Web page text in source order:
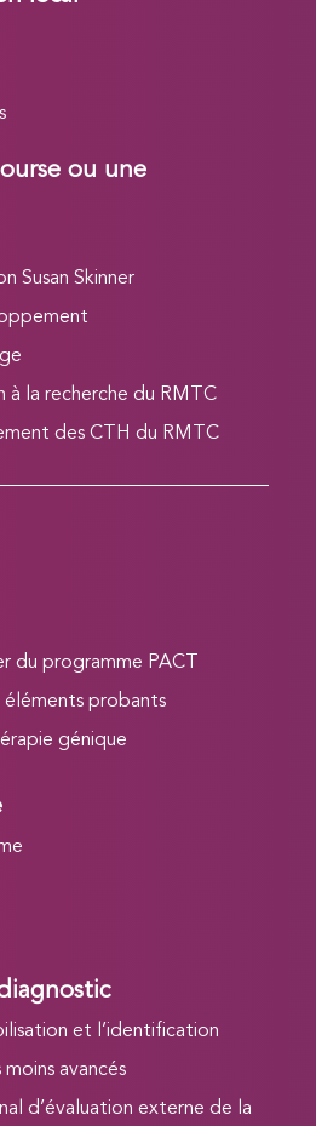
ou une
Susan Skinner
à la recherche du RMTC
des CTH du RMTC
du programme PACT
éléments probants
génique
et l’identification
avancés
d’évaluation externe de la